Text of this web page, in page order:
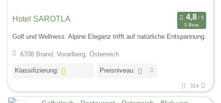
Hotel SAROTLA
3 Bew.
Golf und Wellness: Alpine Eleganz trifft auf natürliche Entspannung.
6708 Brand, Vorarlberg, Österreich
Klassifizierung: Preisniveau:
314